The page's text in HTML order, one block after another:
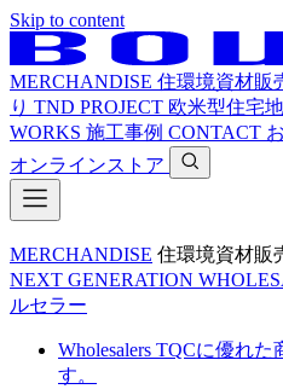
Skip to content
MERCHANDISE 住環境資材販
り TND PROJECT 欧米型住宅
WORKS 施工事例 CONTACT
オンラインストア
MERCHANDISE 住環境資材販
NEXT GENERATION
ルセラー
Wholesalers TQCに優れた
す。